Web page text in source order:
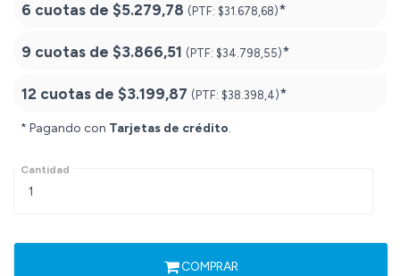
6 cuotas de $5.279,78 (PTF: $31.678,68)*
9 cuotas de $3.866,51 (PTF: $34.798,55)*
12 cuotas de $3.199,87 (PTF: $38.398,4)*
* Pagando con Tarjetas de crédito.
Cantidad
COMPRAR